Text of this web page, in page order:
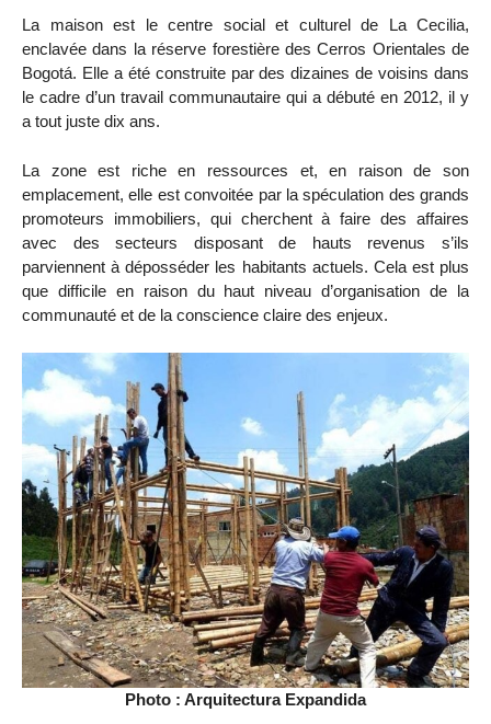
La maison est le centre social et culturel de La Cecilia,
enclavée dans la réserve forestière des Cerros Orientales de
Bogotá. Elle a été construite par des dizaines de voisins dans
le cadre d’un travail communautaire qui a débuté en 2012, il y
a tout juste dix ans.
La zone est riche en ressources et, en raison de son
emplacement, elle est convoitée par la spéculation des grands
promoteurs immobiliers, qui cherchent à faire des affaires
avec des secteurs disposant de hauts revenus s’ils
parviennent à déposséder les habitants actuels. Cela est plus
que difficile en raison du haut niveau d’organisation de la
communauté et de la conscience claire des enjeux.
Photo : Arquitectura Expandida